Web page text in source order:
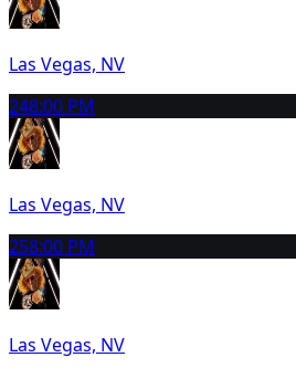
Las Vegas, NV
248:00 PM
Las Vegas, NV
258:00 PM
Las Vegas, NV